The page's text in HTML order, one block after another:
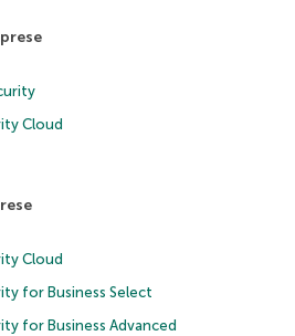
Cloud
Cloud
for Business Select
for Business Advanced